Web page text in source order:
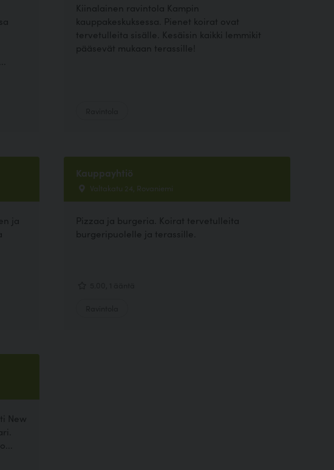
Kiinalainen ravintola Kampin
kauppakeskuksessa. Pienet koirat ovat
tervetulleita sisälle. Kesäisin kaikki lemmikit
pääsevät mukaan terassille!
ja
Kauppayhtiö
Valtakatu 24, Rovaniemi
Pizzaa ja burgeria. Koirat tervetulleita
burgeripuolelle ja terassille.
New